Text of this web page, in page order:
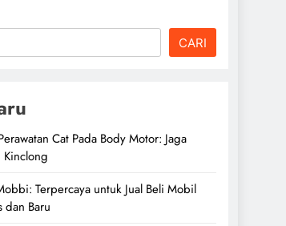
CARI
Cat Pada Body Motor: Jaga
Kinclong
Terpercaya untuk Jual Beli Mobil
dan Baru